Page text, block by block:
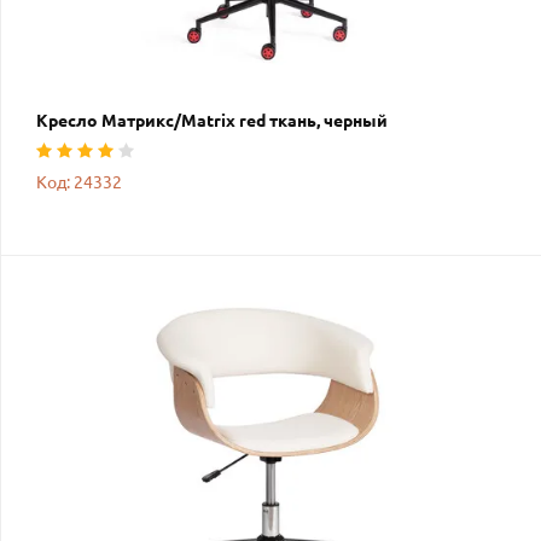
Кресло Матрикс/Matrix red ткань, черный
Код: 24332